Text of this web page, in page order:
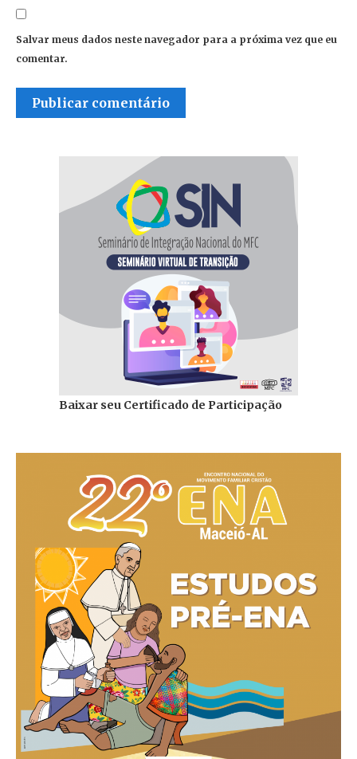
Salvar meus dados neste navegador para a próxima vez que eu
comentar.
Baixar seu Certificado de Participação